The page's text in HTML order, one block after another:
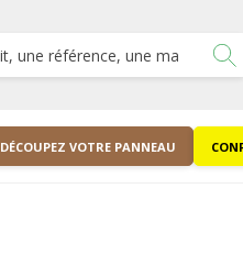
DÉCOUPEZ VOTRE PANNEAU